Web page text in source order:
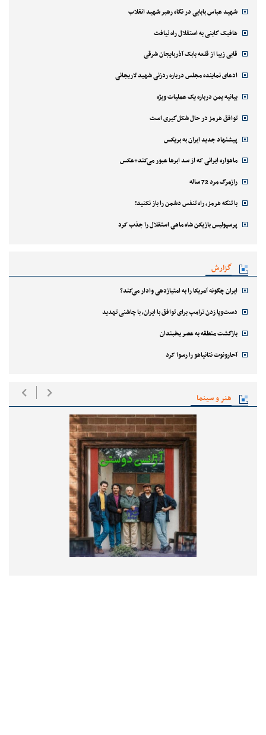
شهید عباس بابایی در نگاه رهبر شهید انقلاب
هافبک گابنی به استقلال راه نیافت
قابی زیبا از قلعه بابک آذربایجان شرقی
ادعای نماینده مجلس درباره ردزنی شهید لاریجانی
بیانیه یمن درباره یک عملیات ویژه
توافق هرمز در حال شکل‌گیری است
پیشنهاد جدید ایران به بریکس
ماهواره ایرانی که از سد ابرها عبور می‌کند+عکس
رازمرگ مرد 72 ساله
با تنگه هرمز، راه تنفس دشمن را باز نکنید!
پرسپولیس بازیکن شاه ماهی استقلال را جذب کرد
گزارش
ایران چگونه آمریکا را به امتیازدهی وادار می‌کند؟
دست‌وپا زدن ترامپ برای توافق با ایران، با چاشنی تهدید
بازگشت منطقه به عصر یخبندان
آحارونوت نتانیاهو را رسوا کرد
هنر و سینما